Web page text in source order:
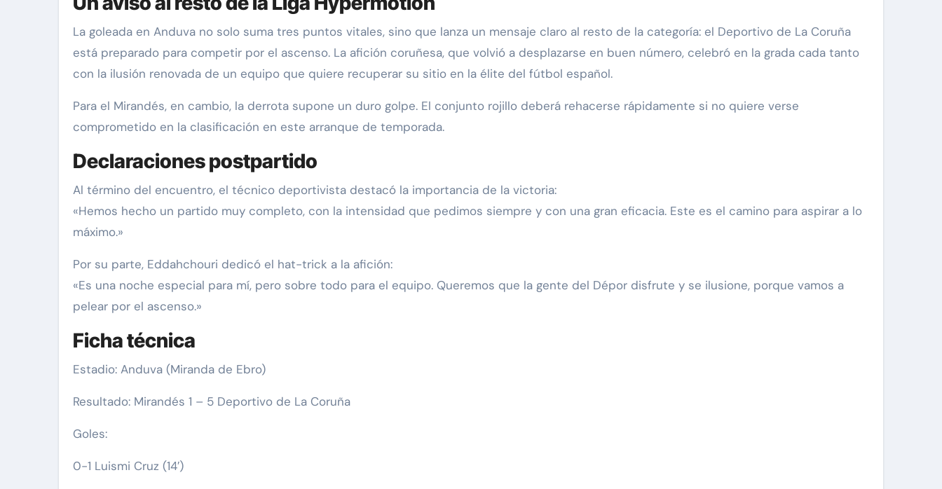
La goleada en Anduva no solo suma tres puntos vitales, sino que lanza un mensaje claro al resto de la categoría: el Deportivo de La Coruña
está preparado para competir por el ascenso. La afición coruñesa, que volvió a desplazarse en buen número, celebró en la grada cada tanto
con la ilusión renovada de un equipo que quiere recuperar su sitio en la élite del fútbol español.
Para el Mirandés, en cambio, la derrota supone un duro golpe. El conjunto rojillo deberá rehacerse rápidamente si no quiere verse
comprometido en la clasificación en este arranque de temporada.
Declaraciones postpartido
Al término del encuentro, el técnico deportivista destacó la importancia de la victoria:
«Hemos hecho un partido muy completo, con la intensidad que pedimos siempre y con una gran eficacia. Este es el camino para aspirar a lo
máximo.»
Por su parte, Eddahchouri dedicó el hat-trick a la afición:
«Es una noche especial para mí, pero sobre todo para el equipo. Queremos que la gente del Dépor disfrute y se ilusione, porque vamos a
pelear por el ascenso.»
Ficha técnica
Estadio: Anduva (Miranda de Ebro)
Resultado: Mirandés 1 – 5 Deportivo de La Coruña
Goles:
0-1 Luismi Cruz (14′)